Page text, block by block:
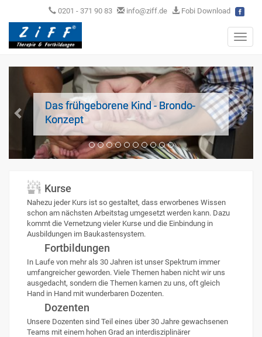
0201 - 371 90 83 info@ziff.de Fobi Download
Das frühgeborene Kind - Brondo-
Konzept
Kurse
Nahezu jeder Kurs ist so gestaltet, dass erworbenes Wissen
schon am nächsten Arbeitstag umgesetzt werden kann. Dazu
kommt die Vernetzung vieler Kurse und die Einbindung in
Ausbildungen im Baukastensystem.
Fortbildungen
In Laufe von mehr als 30 Jahren ist unser Spektrum immer
umfangreicher geworden. Viele Themen haben nicht wir uns
ausgedacht, sondern die Themen kamen zu uns, oft gleich
Hand in Hand mit wunderbaren Dozenten.
Dozenten
Unsere Dozenten sind Teil eines über 30 Jahre gewachsenen
Teams mit einem hohen Grad an interdisziplinärer